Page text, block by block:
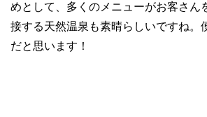
めとして、多くのメニューがお客さん
接する天然温泉も素晴らしいですね。
だと思います！